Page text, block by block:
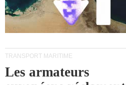
TRANSPORT MARITIME
Les armateurs